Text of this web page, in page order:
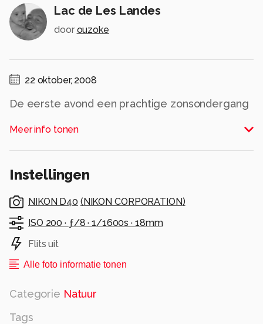
Lac de Les Landes
door ouzoke
22 oktober, 2008
De eerste avond een prachtige zonsondergang
geschikte moment om eerst de camera boven
tehalen ipv de koffers ;-)
Alle rechten voorbehouden
Meer info tonen
Instellingen
NIKON D40 (NIKON CORPORATION)
ISO 200 · ƒ/8 ·1/1600s · 18mm
Flits uit
Alle foto informatie tonen
Categorie Natuur
Tags